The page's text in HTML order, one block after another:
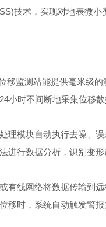
技术，实现对地表微
监测站能提供毫米级的
时不间断地采集位移数
模块自动执行去噪、误
行数据分析，识别变形
线网络将数据传输到远
时，系统自动触发警报